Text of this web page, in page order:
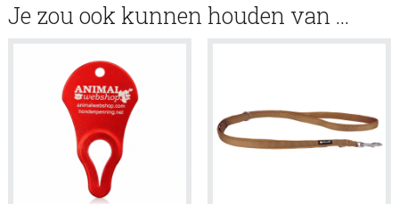
Je zou ook kunnen houden van …